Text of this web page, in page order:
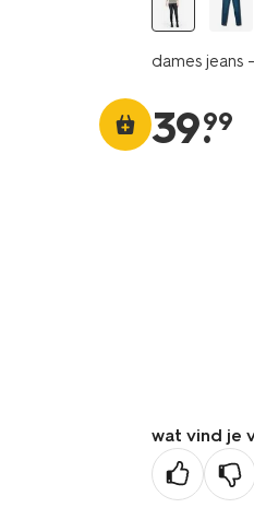
dames jeans
39.
99
wat vind je